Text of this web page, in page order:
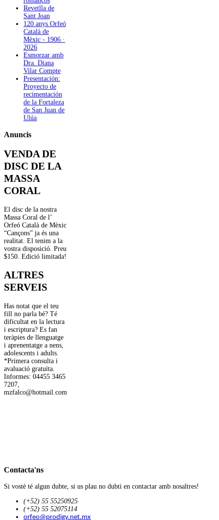
Revetlla de
Sant Joan
120 anys Orfeó
Català de
Mèxic - 1906 ·
2026
Esmorzar amb
Dra. Diana
Vilar Compte
Presentación:
Proyecto de
recimentación
de la Fortaleza
de San Juan de
Ulúa
Anuncis
VENDA DE
DISC DE LA
MASSA
CORAL
El disc de la nostra
Massa Coral de l’
Orfeó Català de Mèxic
“Cançons” ja és una
realitat. El tenim a la
vostra disposició. Preu
$150. Edició limitada!
ALTRES
SERVEIS
Has notat que el teu
fill no parla bé? Té
dificultat en la lectura
i escriptura? Es fan
teràpies de llenguatge
i aprenentatge a nens,
adolescents i adults.
*Primera consulta i
avaluació gratuïta.
Informes: 04455 3465
7207,
mzfalco@hotmail.com
Contacta'ns
Si vostè té algun dubte, si us plau no dubti en contactar amb nosaltres!
(+52) 55 55250925
(+52) 55 52075114
orfeo@prodigy.net.mx